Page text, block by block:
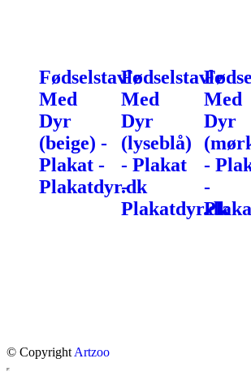
Fødselstavle
Med
Dyr
(beige) -
Plakat -
Plakatdyr.dk
Fødselstavle
Med
Dyr
(lyseblå)
- Plakat
-
Plakatdyr.dk
Med
Dyr
-
-
© Copyright Artzoo